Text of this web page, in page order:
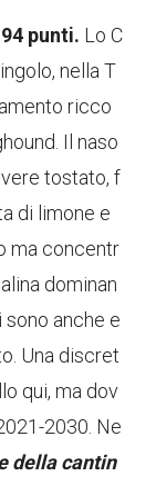
punti. Lo C
nella T
ricco
Il naso
tostato, f
di limone e
ma concentr
dominan
anche e
Una discret
qui, ma dov
2030. Ne
della cantin